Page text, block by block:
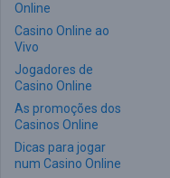
Online
Casino Online ao
Vivo
Jogadores de
Casino Online
As promoções dos
Casinos Online
Dicas para jogar
num Casino Online